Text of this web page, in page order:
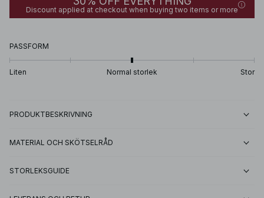
Discount applied at checkout when buying two items or more
PASSFORM
Liten Normal storlek Stor
PRODUKTBESKRIVNING
MATERIAL OCH SKÖTSELRÅD
STORLEKSGUIDE